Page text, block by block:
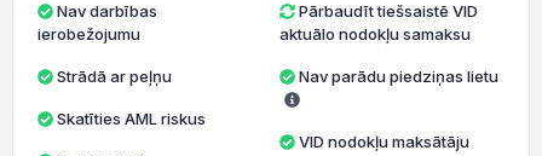
ierobežojumu
Strādā ar peļņu
Skatīties AML riskus
Pārbaudīt tiešsaistē VID
aktuālo nodokļu samaksu
Nav parādu piedziņas lietu
VID nodokļu maksātāju